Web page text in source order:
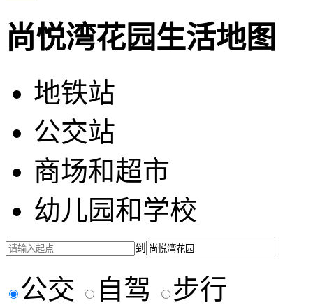
尚悦湾花园生活地图
地铁站
公交站
商场和超市
幼儿园和学校
到
公交 自驾 步行